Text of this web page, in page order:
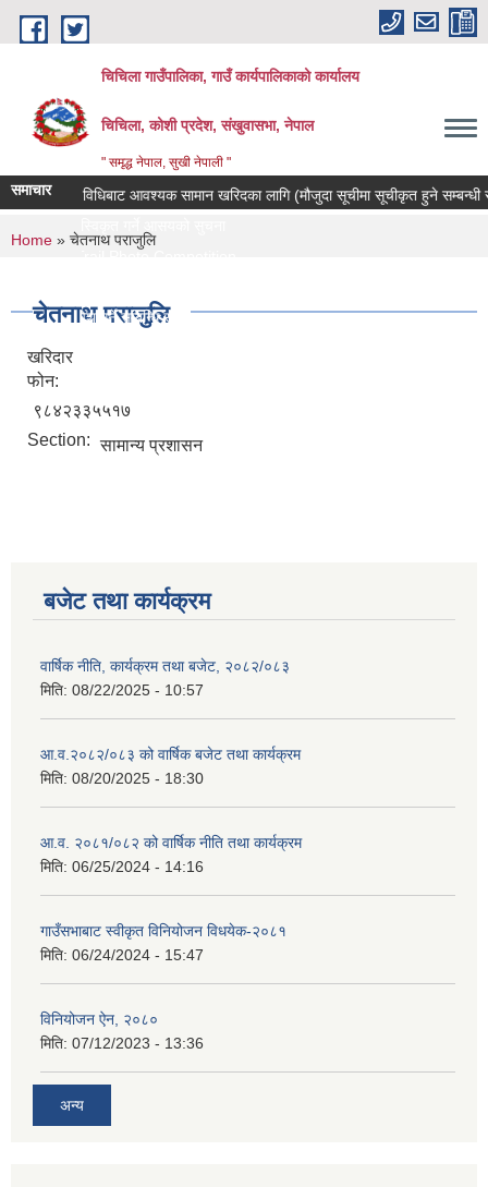
Skip to main content
चिचिला गाउँपालिका, गाउँ कार्यपालिकाको कार्यालय
चिचिला, कोशी प्रदेश, संखुवासभा, नेपाल
" समृद्ध नेपाल, सुखी नेपाली "
समाचार
क्याटलग विधिबाट आवश्यक सामान खरिदका लागि (मौजुदा सूचीमा सूचीकृत हुने सम्बन्धी
प्रस्ताव पेश गर्ने सम्बन्धि सुचना ।।
You are here
Home » चेतनाथ पराजुलि
चेतनाथ पराजुलि
खरिदार
फोन:
९८४२३३५५१७
Section: सामान्य प्रशासन
बजेट तथा कार्यक्रम
वार्षिक नीति, कार्यक्रम तथा बजेट, २०८२/०८३
मिति: 08/22/2025 - 10:57
आ.व.२०८२/०८३ को वार्षिक बजेट तथा कार्यक्रम
मिति: 08/20/2025 - 18:30
आ.व. २०८१/०८२ को वार्षिक नीति तथा कार्यक्रम
मिति: 06/25/2024 - 14:16
गाउँसभाबाट स्वीकृत विनियोजन विधयेक-२०८१
मिति: 06/24/2024 - 15:47
विनियोजन ऐन, २०८०
मिति: 07/12/2023 - 13:36
अन्य